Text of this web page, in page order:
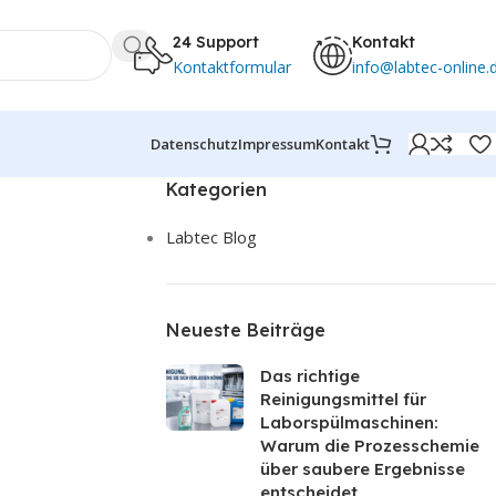
24 Support
Kontaktformular
Kontakt
info@labtec-
DatenschutzImpressumKontakt
Kategorien
Labtec Blog
Neueste Beiträge
Das richtige
Reinigungsmittel für
Laborspülmaschinen:
Warum die Prozesschemie
über saubere Ergebnisse